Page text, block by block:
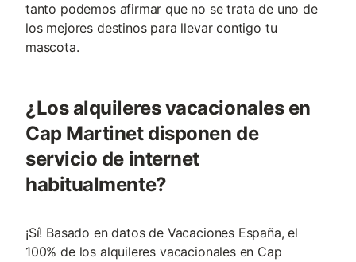
tanto podemos afirmar que no se trata de uno de
los mejores destinos para llevar contigo tu
mascota.
¿Los alquileres vacacionales en
Cap Martinet disponen de
servicio de internet
habitualmente?
¡Sí! Basado en datos de Vacaciones España, el
100% de los alquileres vacacionales en Cap